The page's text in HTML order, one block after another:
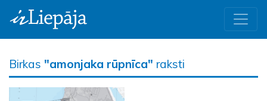
Birkas "amonjaka rūpnīca" raksti